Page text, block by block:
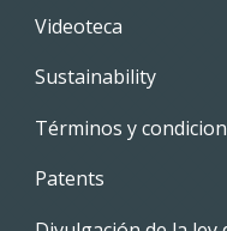
Footer
Videoteca
Sustainability
Términos y
Patents